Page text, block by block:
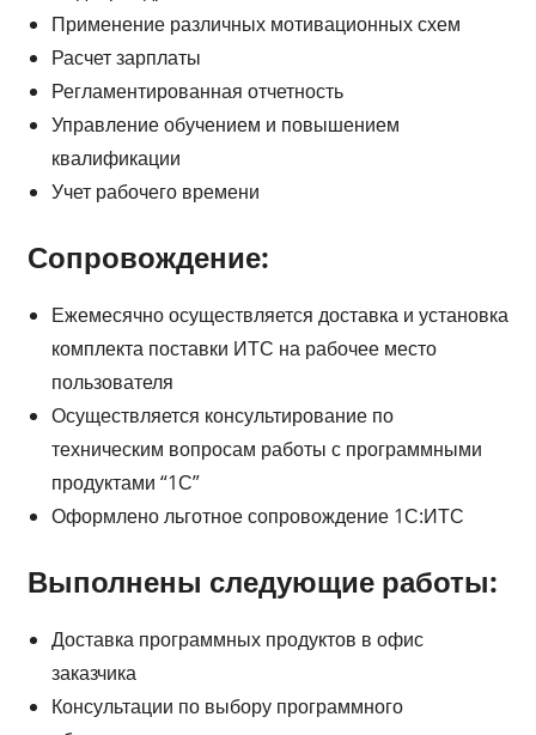
Применение различных мотивационных схем
Расчет зарплаты
Регламентированная отчетность
Управление обучением и повышением
квалификации
Учет рабочего времени
Сопровождение:
Ежемесячно осуществляется доставка и установка
комплекта поставки ИТС на рабочее место
пользователя
Осуществляется консультирование по
техническим вопросам работы с программными
продуктами “1С”
Оформлено льготное сопровождение 1С:ИТС
Выполнены следующие работы:
Доставка программных продуктов в офис
заказчика
Консультации по выбору программного